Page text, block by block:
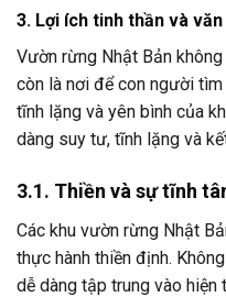
3. Lợi ích tinh thần và văn
Vườn rừng Nhật Bản
còn là nơi để con người
tĩnh lặng và yên bình của
dàng suy tư, tĩnh lặng và
3.1. Thiền và sự tĩnh
Các khu vườn rừng Nhật
thực hành thiền định.
dễ dàng tập trung vào